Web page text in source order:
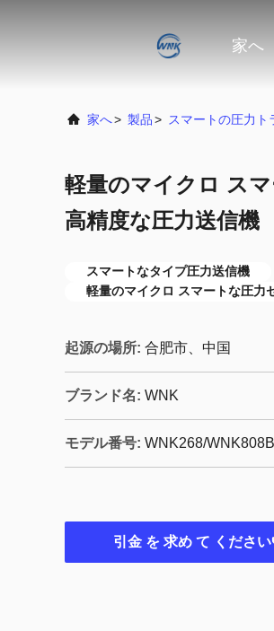
家へ
家へ> 製品> スマートの圧力ト
軽量のマイクロ ス
高精度な圧力送信機
スマートなタイプ圧力送信機
軽量のマイクロ スマートな圧力
起源の場所: 合肥市、中国
ブランド名: WNK
モデル番号: WNK268/WNK808B
引金 を 求め て ください